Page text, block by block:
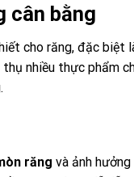
cân bằng
cho răng, đặc biệt
nhiều thực phẩm
răng và ảnh